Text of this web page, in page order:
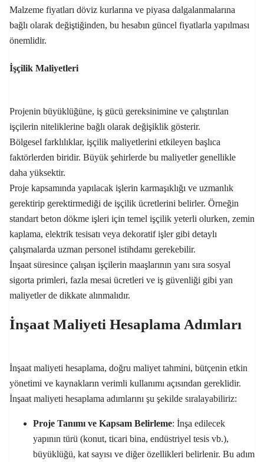
Malzeme fiyatları döviz kurlarına ve piyasa dalgalanmalarına
bağlı olarak değiştiğinden, bu hesabın güncel fiyatlarla yapılması
önemlidir.
İşçilik Maliyetleri
Projenin büyüklüğüne, iş gücü gereksinimine ve çalıştırılan
işçilerin niteliklerine bağlı olarak değişiklik gösterir.
Bölgesel farklılıklar, işçilik maliyetlerini etkileyen başlıca
faktörlerden biridir. Büyük şehirlerde bu maliyetler genellikle
daha yüksektir.
Proje kapsamında yapılacak işlerin karmaşıklığı ve uzmanlık
gerektirip gerektirmediği de işçilik ücretlerini belirler. Örneğin
standart beton dökme işleri için temel işçilik yeterli olurken, zemin
kaplama, elektrik tesisatı veya dekoratif işler gibi detaylı
çalışmalarda uzman personel istihdamı gerekebilir.
İnşaat süresince çalışan işçilerin maaşlarının yanı sıra sosyal
sigorta primleri, fazla mesai ücretleri ve iş güvenliği gibi yan
maliyetler de dikkate alınmalıdır.
İnşaat Maliyeti Hesaplama Adımları
İnşaat maliyeti hesaplama, doğru maliyet tahmini, bütçenin etkin
yönetimi ve kaynakların verimli kullanımı açısından gereklidir.
İnşaat maliyeti hesaplama adımlarını şu şekilde sıralayabiliriz:
Proje Tanımı ve Kapsam Belirleme: İnşa edilecek
yapının türü (konut, ticari bina, endüstriyel tesis vb.),
büyüklüğü, kat sayısı ve diğer özellikleri belirlenir. Bu adım